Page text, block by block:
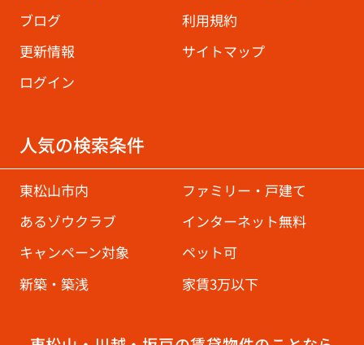
ブログ
利用規約
更新情報
サイトマップ
ログイン
人気の検索条件
東松山市内
ファミリー・戸建て
あるゾウクラブ
インターネット無料
キャンペーン対象
ペット可
新築・築浅
家賃3万以下